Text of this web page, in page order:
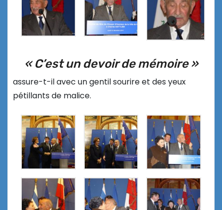
« C’est un devoir de mémoire »
assure-t-il avec un gentil sourire et des yeux
pétillants de malice.